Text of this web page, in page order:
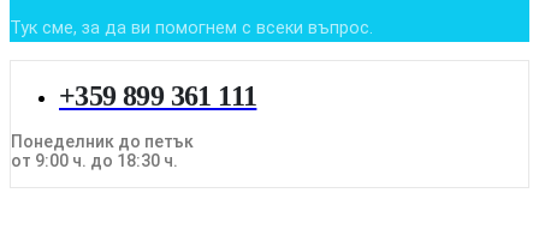
Тук сме, за да ви помогнем с всеки въпрос.
+359 899 361 111
Понеделник до петък
от 9:00 ч. до 18:30 ч.